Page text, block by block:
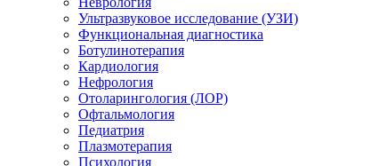
Ультразвуковое исследование (УЗИ)
Функциональная диагностика
Ботулинотерапия
Кардиология
Нефрология
Отоларингология (ЛОР)
Офтальмология
Педиатрия
Плазмотерапия
Психология